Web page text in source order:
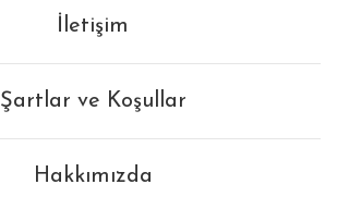
İletişim
Şartlar ve Koşullar
Hakkımızda